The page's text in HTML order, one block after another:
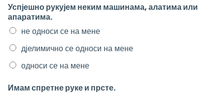
Успјешно рукујем неким машинама, алатима или
апаратима.
не односи се на мене
дјелимично се односи на мене
односи се на мене
Имам спретне руке и прсте.